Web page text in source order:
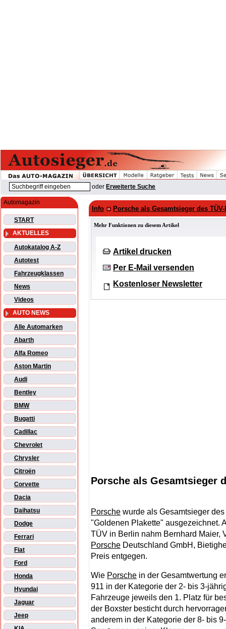
oder Erweiterte Suche
Automagazin
START
AKTUELLES
Autokatalog A-Z
Autotest
Fahrzeugklassen
News
Videos
AUTO NEWS
Alle Automarken
Abarth
Alfa Romeo
Aston Martin
Audi
Bentley
BMW
Bugatti
Cadillac
Chevrolet
Chrysler
Citroën
Corvette
Dacia
Daihatsu
Dodge
Ferrari
Fiat
Ford
Honda
Hyundai
Jaguar
Jeep
Info Porsche als Gesamtsieger des
Mehr Funktionen zu diesem Artikel
Artikel drucken
Per E-Mail versenden
Kostenloser Newsletter
Porsche als Gesamtsieger
Porsche wurde als Gesamtsieger
"Goldenen Plakette" ausgezeichnet.
TÜV in Berlin nahm Bernhard Maier,
Porsche Deutschland GmbH,
Preis entgegen.
Wie Porsche in der Gesamtwertung
911 in der Kategorie der 2- bis 3-
Fahrzeuge jeweils den 1. Platz für
der Boxster besticht durch
anderem in der Kategorie der 8- bis